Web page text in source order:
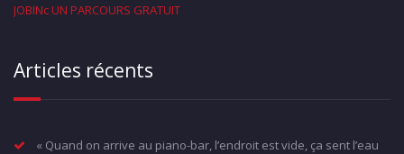
JOBINc UN PARCOURS GRATUIT
Articles récents
« Quand on arrive au piano-bar, l’endroit est vide, ça sent l’eau